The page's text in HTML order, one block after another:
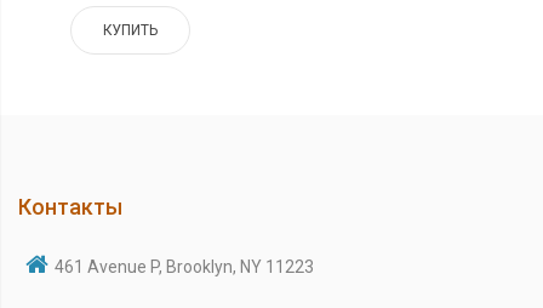
КУПИТЬ
Контакты
461 Avenue P, Brooklyn, NY 11223